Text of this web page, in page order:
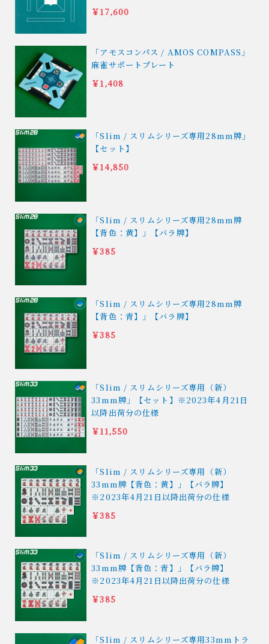
￥17,600
「アモスコンパス / AMOS COMPASS」
麻雀サポートプレート
￥1,408
「Slim / スリムシリーズ専用28mm牌」
【セット】
￥14,850
「Slim / スリムシリーズ専用28mm牌
【背色：黄】」【バラ牌】
￥385
「Slim / スリムシリーズ専用28mm牌
【背色：青】」【バラ牌】
￥385
「Slim / スリムシリーズ専用（新）
33mm牌」【セット】※2023年4月21日
以降出荷分の仕様
￥11,550
「Slim / スリムシリーズ専用（新）
33mm牌【背色：黄】」【バラ牌】
※2023年4月21日以降出荷分の仕様
￥385
「Slim / スリムシリーズ専用（新）
33mm牌【背色：青】」【バラ牌】
※2023年4月21日以降出荷分の仕様
￥385
「Slim / スリムシリーズ専用33mmトラ